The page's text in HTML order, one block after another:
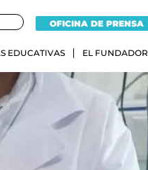
OFICINA DE PRENSA
EDUCATIVAS EL FUNDADOR